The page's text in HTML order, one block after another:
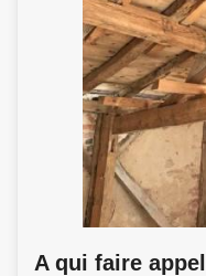
A qui faire